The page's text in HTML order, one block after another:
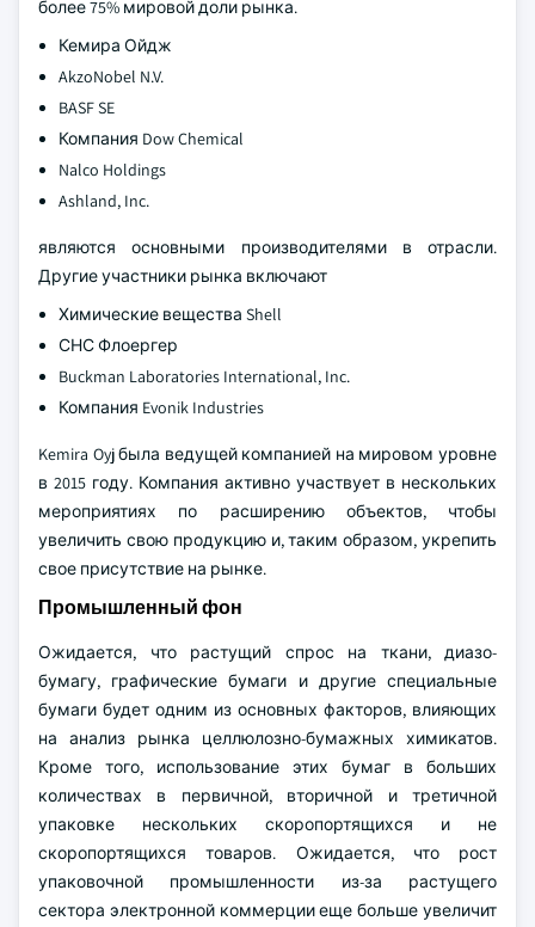
более 75% мировой доли рынка.
Кемира Ойдж
AkzoNobel N.V.
BASF SE
Компания Dow Chemical
Nalco Holdings
Ashland, Inc.
являются основными производителями в отрасли.
Другие участники рынка включают
Химические вещества Shell
СНС Флоергер
Buckman Laboratories International, Inc.
Компания Evonik Industries
Kemira Oyj была ведущей компанией на мировом уровне
в 2015 году. Компания активно участвует в нескольких
мероприятиях по расширению объектов, чтобы
увеличить свою продукцию и, таким образом, укрепить
свое присутствие на рынке.
Промышленный фон
Ожидается, что растущий спрос на ткани, диазо-
бумагу, графические бумаги и другие специальные
бумаги будет одним из основных факторов, влияющих
на анализ рынка целлюлозно-бумажных химикатов.
Кроме того, использование этих бумаг в больших
количествах в первичной, вторичной и третичной
упаковке нескольких скоропортящихся и не
скоропортящихся товаров. Ожидается, что рост
упаковочной промышленности из-за растущего
сектора электронной коммерции еще больше увеличит